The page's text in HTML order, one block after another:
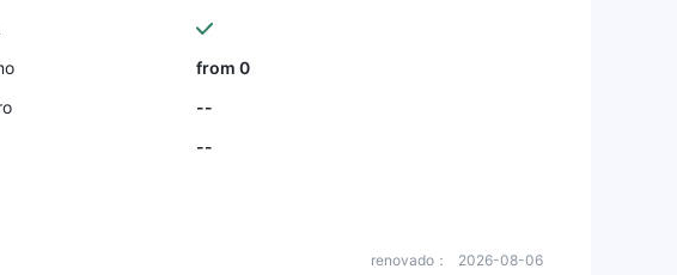
from 0
--
--
renovado： 2026-08-06